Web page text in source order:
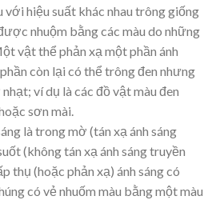
với hiệu suất khác nhau trông giống
nhuộm bằng các màu do những
vật thể phản xạ một phần ánh
còn lại có thể trông đen nhưng
ví dụ là các đồ vật màu đen
sơn mài.
là trong mờ (tán xạ ánh sáng
(không tán xạ ánh sáng truyền
thụ (hoặc phản xạ) ánh sáng có
có vẻ nhuốm màu bằng một màu